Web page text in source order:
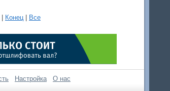
Конец Все
Настройка О нас